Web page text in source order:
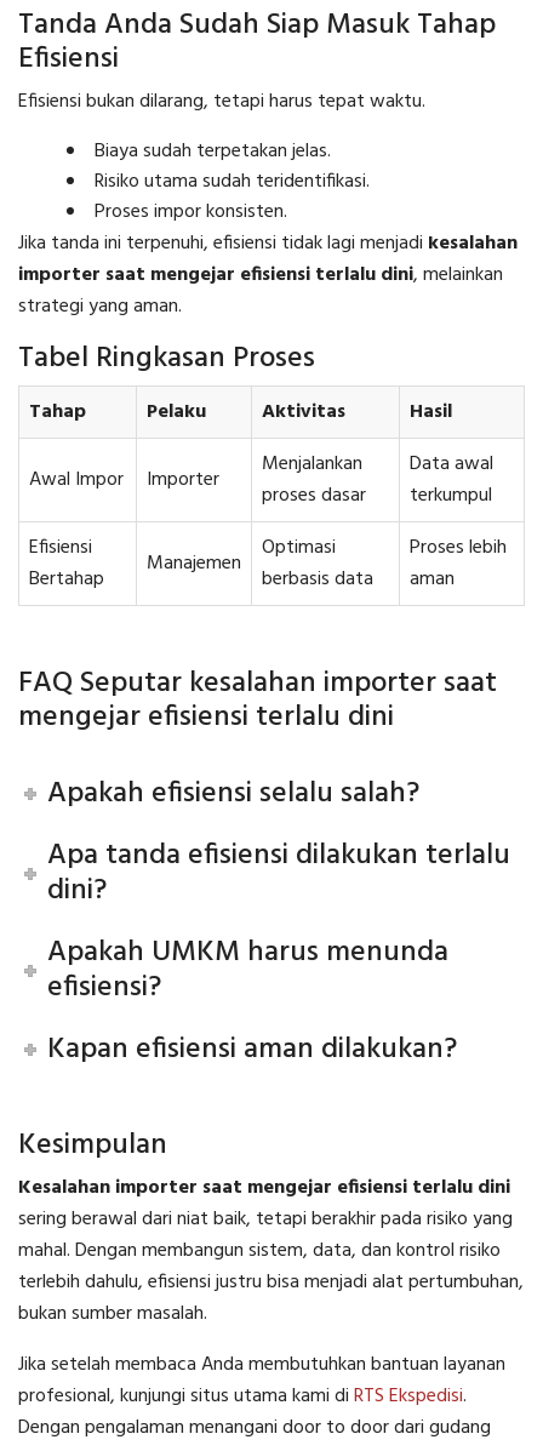
Tanda Anda Sudah Siap Masuk Tahap
Efisiensi
Efisiensi bukan dilarang, tetapi harus tepat waktu.
Biaya sudah terpetakan jelas.
Risiko utama sudah teridentifikasi.
Proses impor konsisten.
Jika tanda ini terpenuhi, efisiensi tidak lagi menjadi kesalahan
importer saat mengejar efisiensi terlalu dini, melainkan
strategi yang aman.
Tabel Ringkasan Proses
Tahap Pelaku Aktivitas Hasil
Awal Impor Importer
Menjalankan
proses dasar
Data awal
terkumpul
Efisiensi
Bertahap
Manajemen
Optimasi
berbasis data
Proses lebih
aman
FAQ Seputar kesalahan importer saat
mengejar efisiensi terlalu dini
Apakah efisiensi selalu salah?
Apa tanda efisiensi dilakukan terlalu
dini?
Apakah UMKM harus menunda
efisiensi?
Kapan efisiensi aman dilakukan?
Kesimpulan
Kesalahan importer saat mengejar efisiensi terlalu dini
sering berawal dari niat baik, tetapi berakhir pada risiko yang
mahal. Dengan membangun sistem, data, dan kontrol risiko
terlebih dahulu, efisiensi justru bisa menjadi alat pertumbuhan,
bukan sumber masalah.
Jika setelah membaca Anda membutuhkan bantuan layanan
profesional, kunjungi situs utama kami diRTS Ekspedisi.
Dengan pengalaman menangani door to door dari gudang